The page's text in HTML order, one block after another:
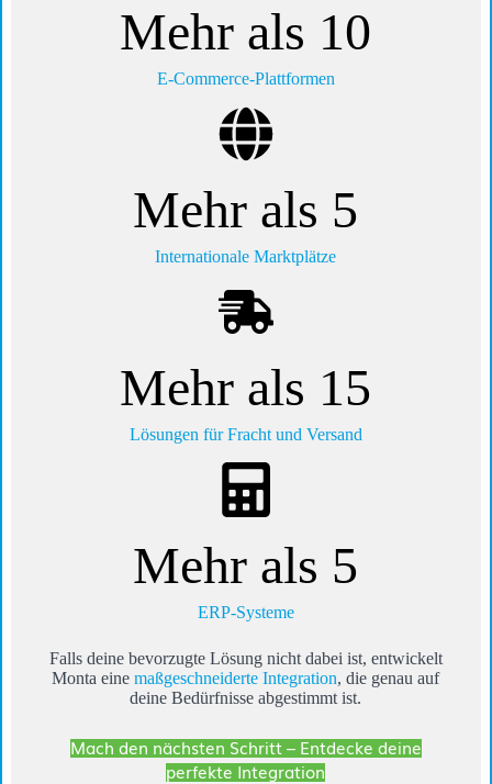
Mehr als 10
E-Commerce-Plattformen
Mehr als 5
Internationale Marktplätze
Mehr als 15
Lösungen für Fracht und Versand
Mehr als 5
ERP-Systeme
Falls deine bevorzugte Lösung nicht dabei ist, entwickelt
Monta einemaßgeschneiderte Integration, die genau auf
deine Bedürfnisse abgestimmt ist.
Mach den nächsten Schritt – Entdecke deine
perfekte Integration